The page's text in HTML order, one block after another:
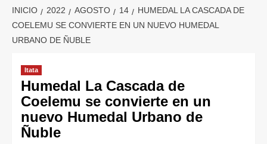
INICIO 2022 AGOSTO 14
HUMEDAL LA CASCADA DE
COELEMU SE CONVIERTE EN UN NUEVO HUMEDAL
URBANO DE ÑUBLE
Itata
Humedal La Cascada de
Coelemu se convierte en un
nuevo Humedal Urbano de
Ñuble